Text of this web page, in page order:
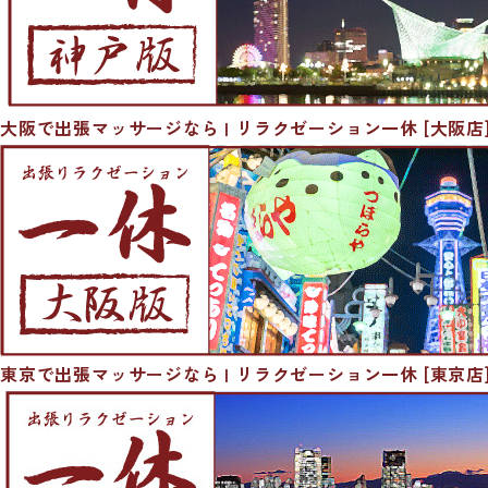
大阪で出張マッサージなら | リラクゼーション一休 [大阪
東京で出張マッサージなら | リラクゼーション一休 [東京